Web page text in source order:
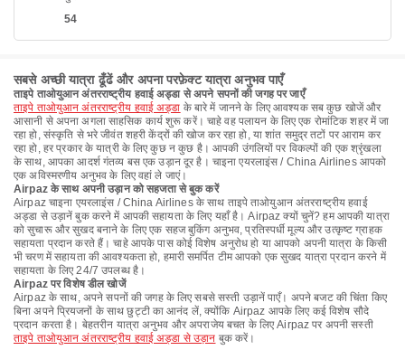
54
सबसे अच्छी यात्रा ढूँढें और अपना परफ़ेक्ट यात्रा अनुभव पाएँ
ताइपे ताओयुआन अंतरराष्ट्रीय हवाई अड्डा से अपने सपनों की जगह पर जाएँ
ताइपे ताओयुआन अंतरराष्ट्रीय हवाई अड्डा के बारे में जानने के लिए आवश्यक सब कुछ खोजें और
आसानी से अपना अगला साहसिक कार्य शुरू करें। चाहे वह पलायन के लिए एक रोमांटिक शहर में जा
रहा हो, संस्कृति से भरे जीवंत शहरी केंद्रों की खोज कर रहा हो, या शांत समुद्र तटों पर आराम कर
रहा हो, हर प्रकार के यात्री के लिए कुछ न कुछ है। आपकी उंगलियों पर विकल्पों की एक श्रृंखला
के साथ, आपका आदर्श गंतव्य बस एक उड़ान दूर है। चाइना एयरलाइंस / China Airlines आपको
एक अविस्मरणीय अनुभव के लिए वहां ले जाएं।
Airpaz के साथ अपनी उड़ान को सहजता से बुक करें
Airpaz चाइना एयरलाइंस / China Airlines के साथ ताइपे ताओयुआन अंतरराष्ट्रीय हवाई
अड्डा से उड़ानें बुक करने में आपकी सहायता के लिए यहाँ है। Airpaz क्यों चुनें? हम आपकी यात्रा
को सुचारू और सुखद बनाने के लिए एक सहज बुकिंग अनुभव, प्रतिस्पर्धी मूल्य और उत्कृष्ट ग्राहक
सहायता प्रदान करते हैं। चाहे आपके पास कोई विशेष अनुरोध हो या आपको अपनी यात्रा के किसी
भी चरण में सहायता की आवश्यकता हो, हमारी समर्पित टीम आपको एक सुखद यात्रा प्रदान करने में
सहायता के लिए 24/7 उपलब्ध है।
Airpaz पर विशेष डील खोजें
Airpaz के साथ, अपने सपनों की जगह के लिए सबसे सस्ती उड़ानें पाएँ। अपने बजट की चिंता किए
बिना अपने प्रियजनों के साथ छुट्टी का आनंद लें, क्योंकि Airpaz आपके लिए कई विशेष सौदे
प्रदान करता है। बेहतरीन यात्रा अनुभव और अपराजेय बचत के लिए Airpaz पर अपनी सस्ती
ताइपे ताओयुआन अंतरराष्ट्रीय हवाई अड्डा से उड़ान बुक करें।